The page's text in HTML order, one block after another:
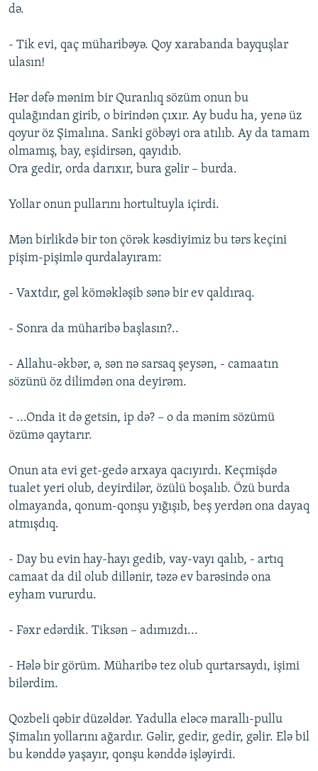
də.
- Tik evi, qaç müharibəyə. Qoy xarabanda bayquşlar
ulasın!
Hər dəfə mənim bir Quranlıq sözüm onun bu
qulağından girib, o birindən çıxır. Ay budu ha, yenə üz
qoyur öz Şimalına. Sanki göbəyi ora atılıb. Ay da tamam
olmamış, bay, eşidirsən, qayıdıb.
Ora gedir, orda darıxır, bura gəlir – burda.
Yollar onun pullarını hortultuyla içirdi.
Mən birlikdə bir ton çörək kəsdiyimiz bu tərs keçini
pişim-pişimlə qurdalayıram:
- Vaxtdır, gəl köməkləşib sənə bir ev qaldıraq.
- Sonra da müharibə başlasın?..
- Allahu-əkbər, ə, sən nə sarsaq şeysən, - camaatın
sözünü öz dilimdən ona deyirəm.
- ...Onda it də getsin, ip də? – o da mənim sözümü
özümə qaytarır.
Onun ata evi get-gedə arxaya qacıyırdı. Keçmişdə
tualet yeri olub, deyirdilər, özülü boşalıb. Özü burda
olmayanda, qonum-qonşu yığışıb, beş yerdən ona dayaq
atmışdıq.
- Day bu evin hay-hayı gedib, vay-vayı qalıb, - artıq
camaat da dil olub dillənir, təzə ev barəsində ona
eyham vururdu.
- Fəxr edərdik. Tiksən – adımızdı...
- Hələ bir görüm. Müharibə tez olub qurtarsaydı, işimi
bilərdim.
Qozbeli qəbir düzəldər. Yadulla eləcə marallı-pullu
Şimalın yollarını ağardır. Gəlir, gedir, gedir, gəlir. Elə bil
bu kənddə yaşayır, qonşu kənddə işləyirdi.